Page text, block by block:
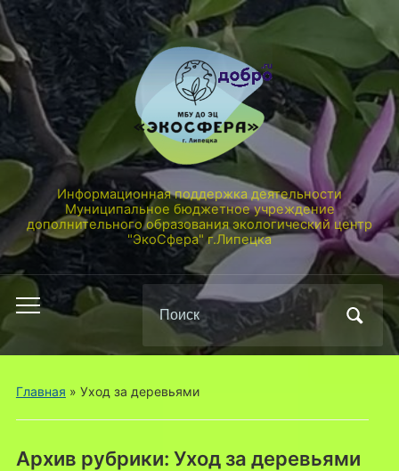
Информационная поддержка деятельности
Муниципальное бюджетное учреждение
дополнительного образования экологический центр
"ЭкоСфера" г.Липецка
Переключить
меню
Поиск
по:
Главная » Уход за деревьями
Архив рубрики: Уход за деревьями